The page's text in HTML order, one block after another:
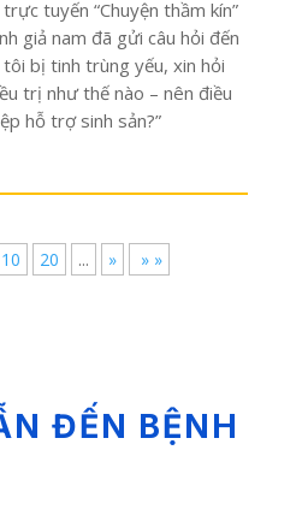
tuyến “Chuyện thầm kín”
giả nam đã gửi câu hỏi đến
bị tinh trùng yếu, xin hỏi
trị như thế nào – nên điều
hỗ trợ sinh sản?”
10 20 ... » » »
ĐẾN BỆNH